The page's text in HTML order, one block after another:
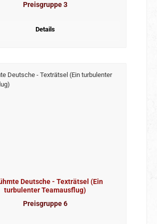
Preisgruppe 3
Details
Deutsche - Texträtsel (Ein
turbulenter Teamausflug)
Preisgruppe 6